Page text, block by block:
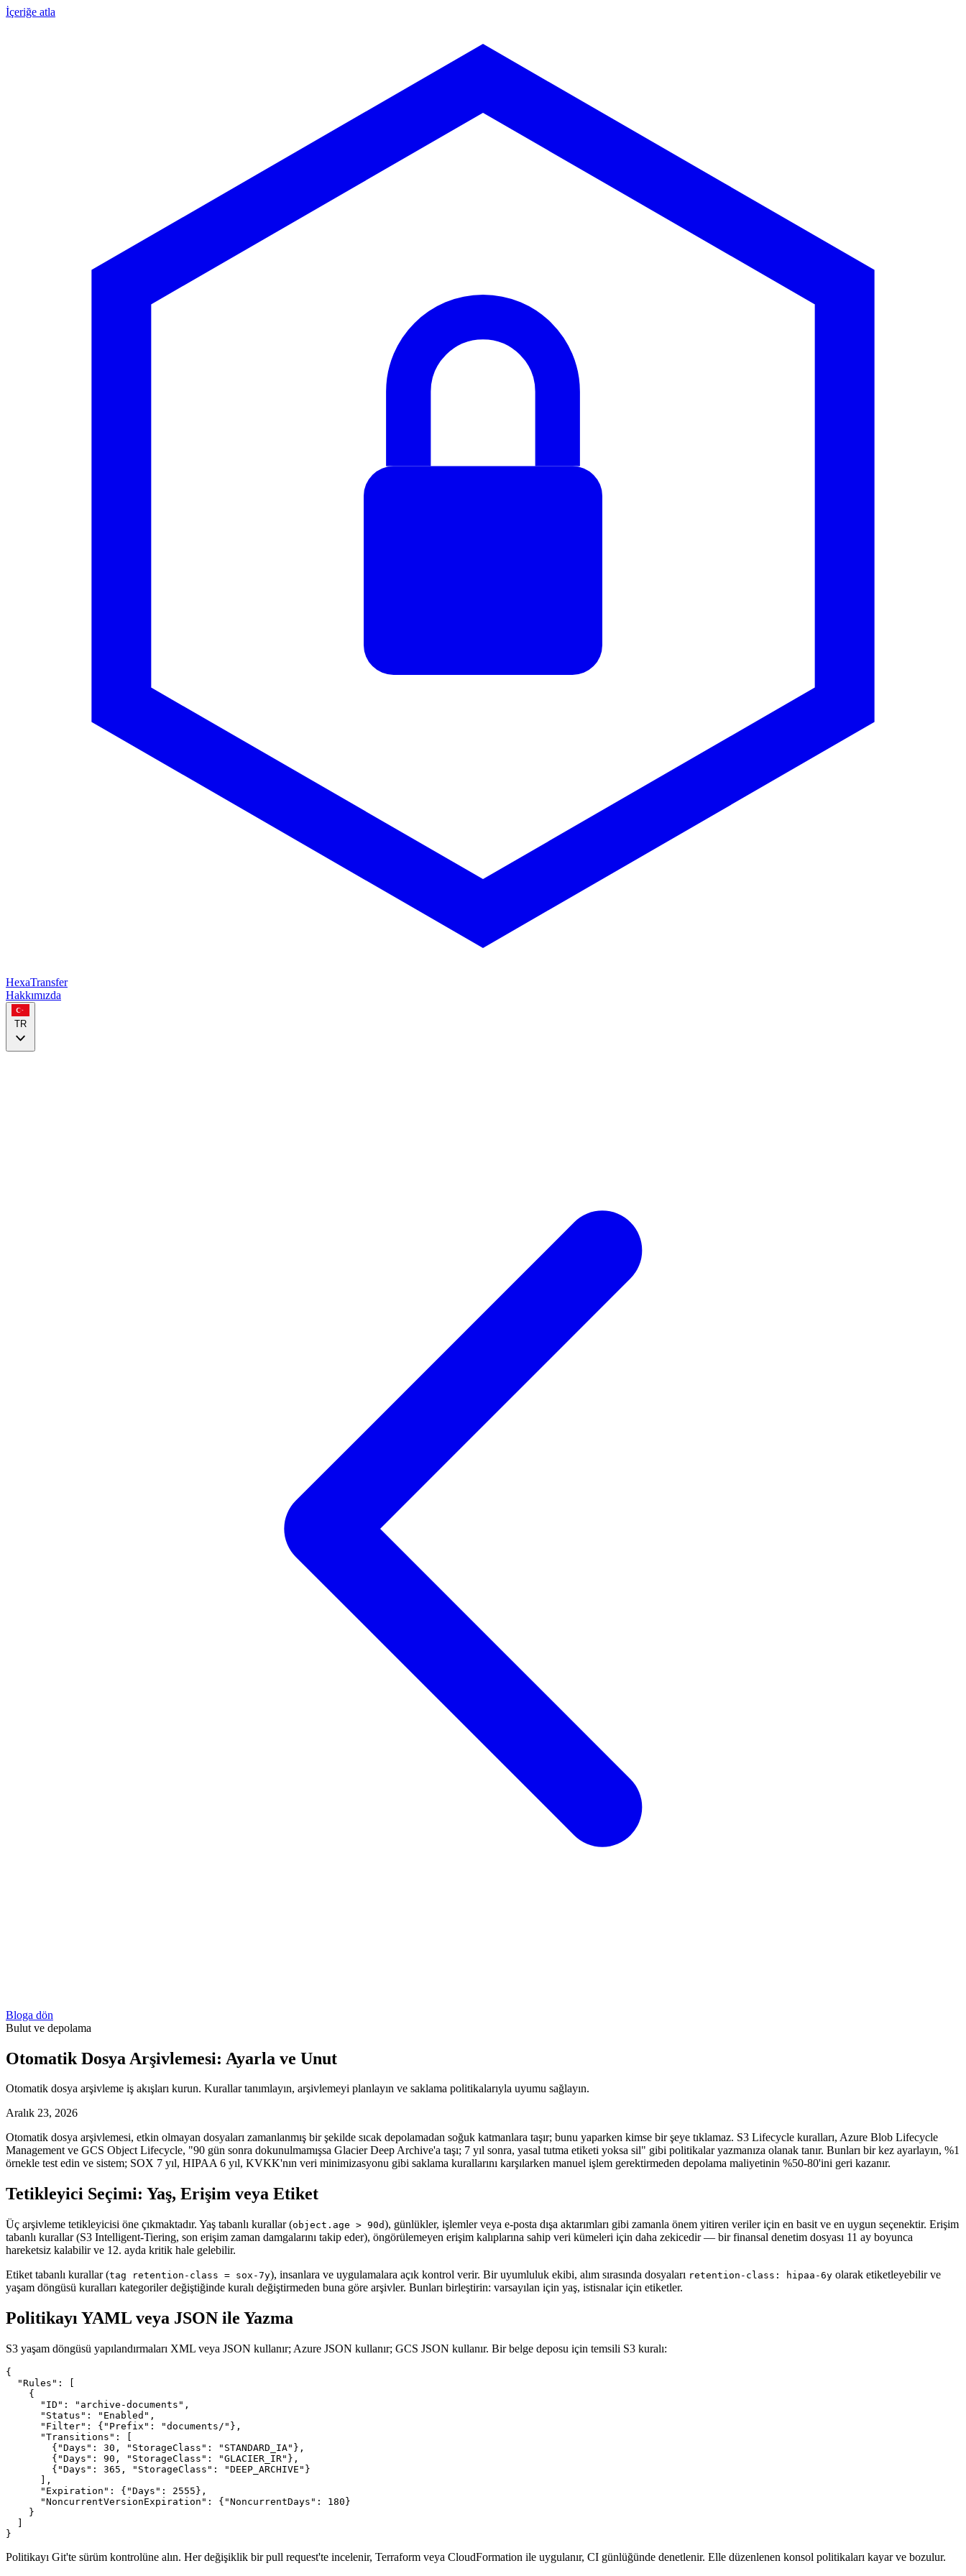
İçeriğe atla
HexaTransfer
Hakkımızda
TR
Bloga dön
Bulut ve depolama
Otomatik Dosya Arşivlemesi: Ayarla ve Unut
Otomatik dosya arşivleme iş akışları kurun. Kurallar tanımlayın, arşivlemeyi planlayın ve saklama politikalarıyla uyumu sağlayın.
Aralık 23, 2026
Otomatik dosya arşivlemesi, etkin olmayan dosyaları zamanlanmış bir şekilde sıcak depolamadan soğuk katmanlara taşır; bunu yaparken kimse bir şeye tıklamaz. S3 Lifecycle kuralları, Azure Blob Lifecycle
Management ve GCS Object Lifecycle, "90 gün sonra dokunulmamışsa Glacier Deep Archive'a taşı; 7 yıl sonra, yasal tutma etiketi yoksa sil" gibi politikalar yazmanıza olanak tanır. Bunları bir kez ayarlayın, %1
örnekle test edin ve sistem; SOX 7 yıl, HIPAA 6 yıl, KVKK'nın veri minimizasyonu gibi saklama kurallarını karşılarken manuel işlem gerektirmeden depolama maliyetinin %50-80'ini geri kazanır.
Tetikleyici Seçimi: Yaş, Erişim veya Etiket
Üç arşivleme tetikleyicisi öne çıkmaktadır. Yaş tabanlı kurallar (object.age > 90d), günlükler, işlemler veya e-posta dışa aktarımları gibi zamanla önem yitiren veriler için en basit ve en uygun seçenektir. Erişim
tabanlı kurallar (S3 Intelligent-Tiering, son erişim zaman damgalarını takip eder), öngörülemeyen erişim kalıplarına sahip veri kümeleri için daha zekicedir — bir finansal denetim dosyası 11 ay boyunca
hareketsiz kalabilir ve 12. ayda kritik hale gelebilir.
Etiket tabanlı kurallar (tag retention-class = sox-7y), insanlara ve uygulamalara açık kontrol verir. Bir uyumluluk ekibi, alım sırasında dosyaları retention-class: hipaa-6y olarak etiketleyebilir ve
yaşam döngüsü kuralları kategoriler değiştiğinde kuralı değiştirmeden buna göre arşivler. Bunları birleştirin: varsayılan için yaş, istisnalar için etiketler.
Politikayı YAML veya JSON ile Yazma
S3 yaşam döngüsü yapılandırmaları XML veya JSON kullanır; Azure JSON kullanır; GCS JSON kullanır. Bir belge deposu için temsili S3 kuralı:
{
  "Rules": [
    {
      "ID": "archive-documents",
      "Status": "Enabled",
      "Filter": {"Prefix": "documents/"},
      "Transitions": [
        {"Days": 30, "StorageClass": "STANDARD_IA"},
        {"Days": 90, "StorageClass": "GLACIER_IR"},
        {"Days": 365, "StorageClass": "DEEP_ARCHIVE"}
      ],
      "Expiration": {"Days": 2555},
      "NoncurrentVersionExpiration": {"NoncurrentDays": 180}
    }
Politikayı Git'te sürüm kontrolüne alın. Her değişiklik bir pull request'te incelenir, Terraform veya CloudFormation ile uygulanır, CI günlüğünde denetlenir. Elle düzenlenen konsol politikaları kayar ve bozulur.